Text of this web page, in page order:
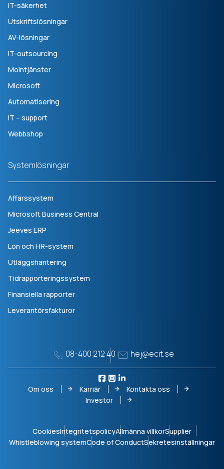
IT-säkerhet
Utskriftslösningar
AV-lösningar
IT-outsourcing
Molntjänster
Microsoft
Automatisering
IT – support
Webbshop
Systemlösningar
Affärssystem
Microsoft Business Central
Jeeves ERP
Lön och HR-system
Utläggshantering
Tidrapporteringssystem
Finansiella rapporter
Leverantörsfakturor
CookiesIntegritetspolicyAllmänna villkorSupplier
Whistleblowing systemCode of ConductSekretesinställningar
08-400 212 40 hej@ecit.se
Om oss Karriär
Kontakta oss
Investor